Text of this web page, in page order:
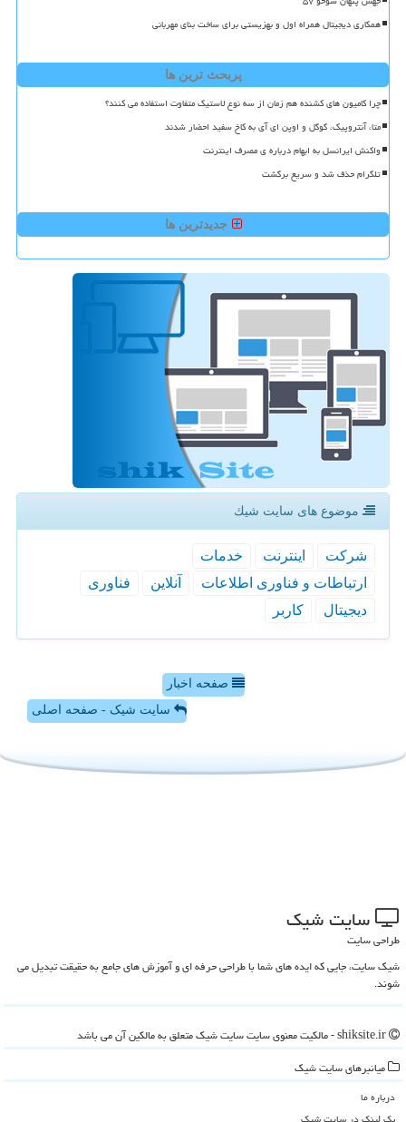
همکاری دیجیتال همراه اول و بهزیستی برای ساخت بنای مهربانی
پربحث ترین ها
چرا کامیون های کشنده هم زمان از سه نوع لاستیک متفاوت استفاده می کنند؟
متا، آنتروپیک، گوگل و اوپن ای آی به کاخ سفید احضار شدند
واکنش ایرانسل به ابهام درباره ی مصرف اینترنت
تلگرام حذف شد و سریع برگشت
جدیدترین ها
موضوع های سایت شیك
شركت اینترنت
خدمات
ارتباطات و فناوری اطلاعات
آنلاین
فناوری
دیجیتال
كاربر
صفحه اخبار
سایت شیک - صفحه اصلی
سایت شیك
طراحی سایت
شیک سایت، جایی که ایده های شما با طراحی حرفه ای و آموزش های جامع به حقیقت تبدیل می
شوند.
میانبرهای سایت شیك
درباره ما